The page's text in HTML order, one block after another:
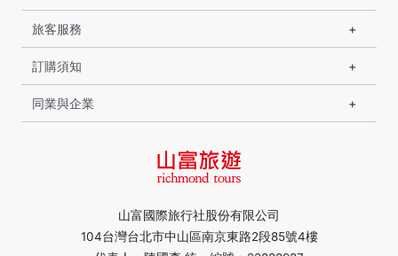
山富國際旅行社股份有限公司
104台灣台北市中山區南京東路2段85號4樓
旅客服務
訂購須知
同業與企業